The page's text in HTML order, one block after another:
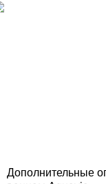
Дополнительные